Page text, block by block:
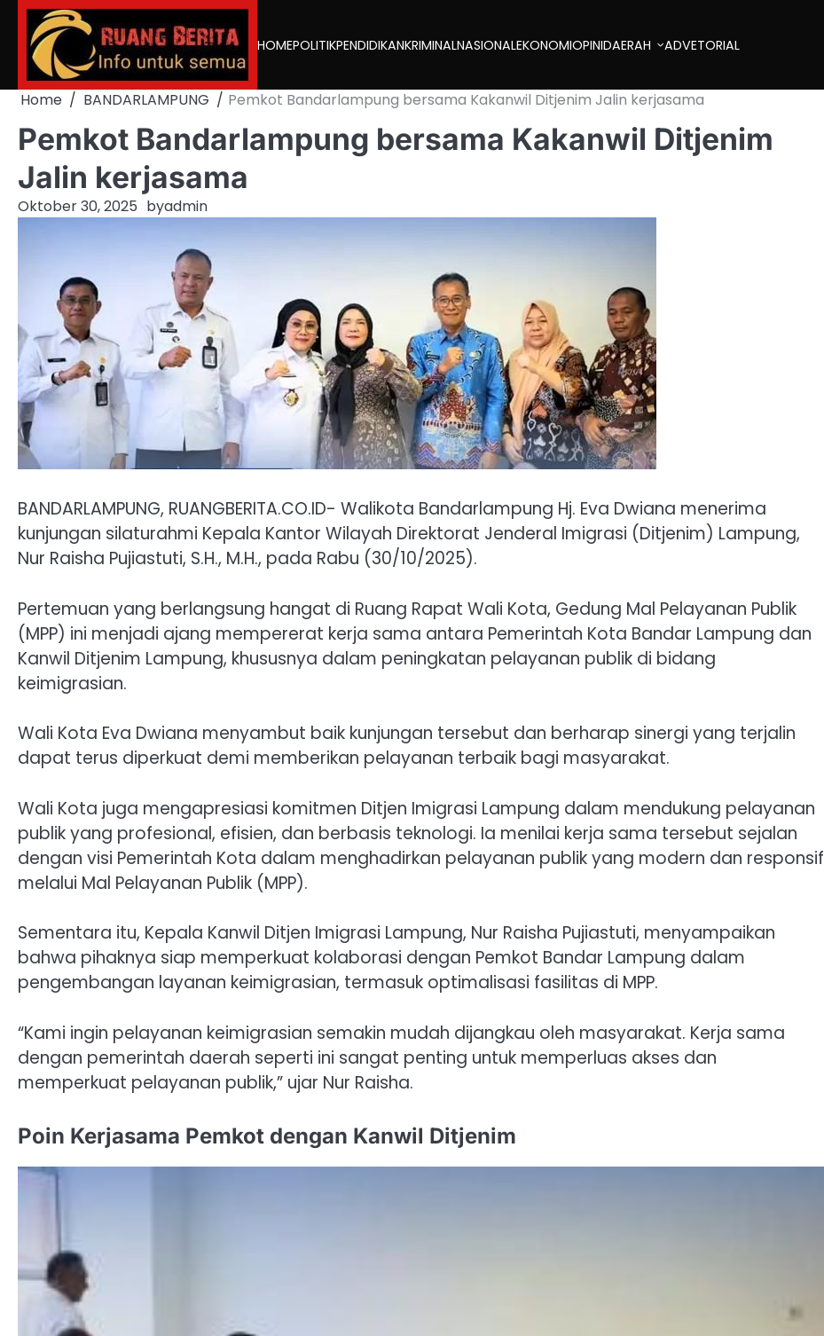
Skip
content
HOMEPOLITIKPENDIDIKANKRIMINALNASIONALEKONOMIOPINIDAERAH ADVETORIAL
Home BANDARLAMPUNG Pemkot Bandarlampung bersama Kakanwil Ditjenim Jalin kerjasama
Pemkot Bandarlampung bersama Kakanwil Ditjenim
Jalin kerjasama
Oktober 30, 2025 byadmin
BANDARLAMPUNG, RUANGBERITA.CO.ID- Walikota Bandarlampung Hj. Eva Dwiana menerima
kunjungan silaturahmi Kepala Kantor Wilayah Direktorat Jenderal Imigrasi (Ditjenim) Lampung,
Nur Raisha Pujiastuti, S.H., M.H., pada Rabu (30/10/2025).
Pertemuan yang berlangsung hangat di Ruang Rapat Wali Kota, Gedung Mal Pelayanan Publik
(MPP) ini menjadi ajang mempererat kerja sama antara Pemerintah Kota Bandar Lampung dan
Kanwil Ditjenim Lampung, khususnya dalam peningkatan pelayanan publik di bidang
keimigrasian.
Wali Kota Eva Dwiana menyambut baik kunjungan tersebut dan berharap sinergi yang terjalin
dapat terus diperkuat demi memberikan pelayanan terbaik bagi masyarakat.
Wali Kota juga mengapresiasi komitmen Ditjen Imigrasi Lampung dalam mendukung pelayanan
publik yang profesional, efisien, dan berbasis teknologi. Ia menilai kerja sama tersebut sejalan
dengan visi Pemerintah Kota dalam menghadirkan pelayanan publik yang modern dan responsif
melalui Mal Pelayanan Publik (MPP).
Sementara itu, Kepala Kanwil Ditjen Imigrasi Lampung, Nur Raisha Pujiastuti, menyampaikan
bahwa pihaknya siap memperkuat kolaborasi dengan Pemkot Bandar Lampung dalam
pengembangan layanan keimigrasian, termasuk optimalisasi fasilitas di MPP.
“Kami ingin pelayanan keimigrasian semakin mudah dijangkau oleh masyarakat. Kerja sama
dengan pemerintah daerah seperti ini sangat penting untuk memperluas akses dan
memperkuat pelayanan publik,” ujar Nur Raisha.
Poin Kerjasama Pemkot dengan Kanwil Ditjenim